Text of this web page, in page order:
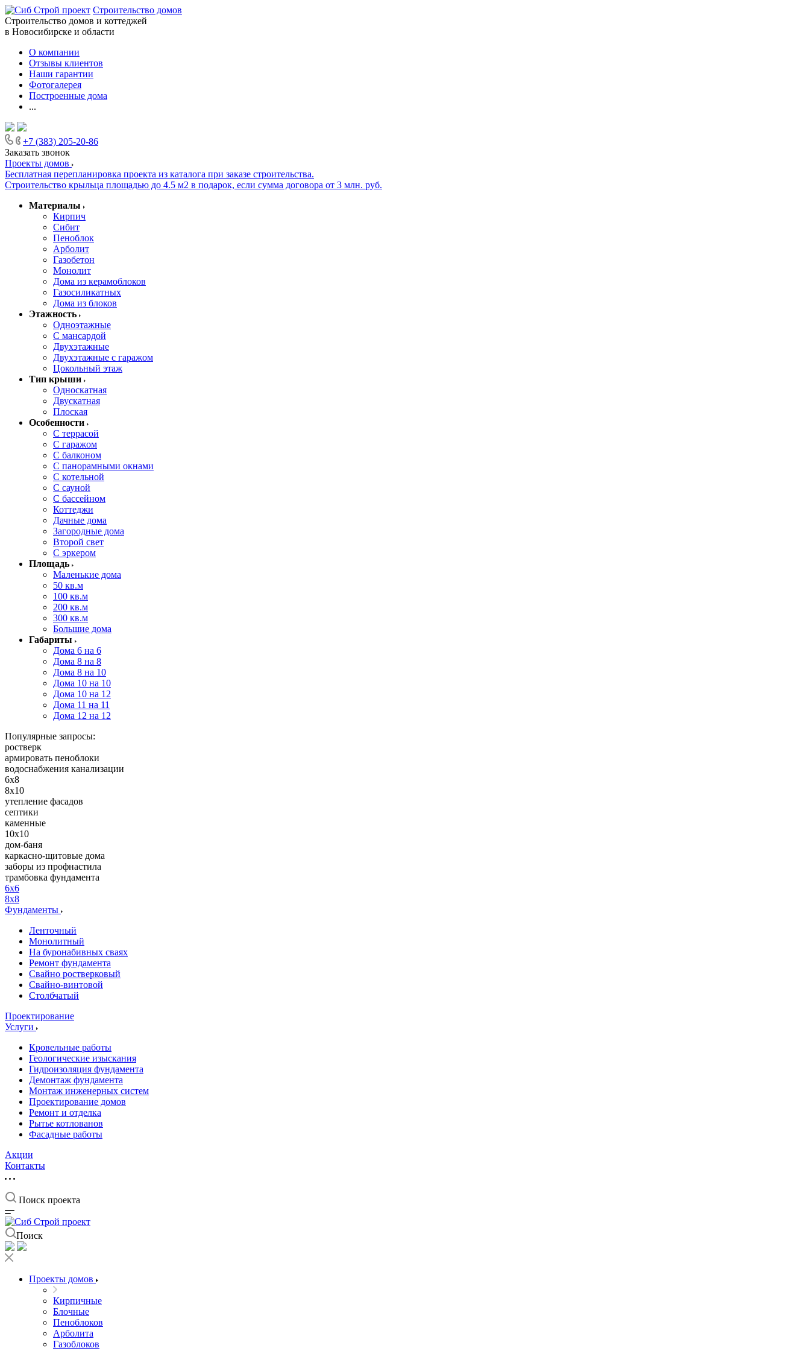
Строительство домов
Строительство домов и коттеджей
в Новосибирске и области
О компании
Отзывы клиентов
Наши гарантии
Фотогалерея
Построенные дома
...
+7 (383) 205-20-86
Заказать звонок
Проекты домов
Бесплатная перепланировка проекта из каталога при заказе строительства.
Строительство крыльца площадью до 4.5 м2 в подарок, если сумма договора от 3 млн. руб.
Материалы
Кирпич
Сибит
Пеноблок
Арболит
Газобетон
Монолит
Дома из керамоблоков
Газосиликатных
Дома из блоков
Этажность
Одноэтажные
С мансардой
Двухэтажные
Двухэтажные с гаражом
Цокольный этаж
Тип крыши
Односкатная
Двускатная
Плоская
Особенности
С террасой
С гаражом
С балконом
С панорамными окнами
С котельной
С сауной
С бассейном
Коттеджи
Дачные дома
Загородные дома
Второй свет
С эркером
Площадь
Маленькие дома
50 кв.м
100 кв.м
200 кв.м
300 кв.м
Большие дома
Габариты
Дома 6 на 6
Дома 8 на 8
Дома 8 на 10
Дома 10 на 10
Дома 10 на 12
Дома 11 на 11
Дома 12 на 12
Популярные запросы:
ростверк
армировать пеноблоки
водоснабжения канализации
6x8
8x10
утепление фасадов
септики
каменные
10х10
дом-баня
каркасно-щитовые дома
заборы из профнастила
трамбовка фундамента
6x6
8x8
Фундаменты
Ленточный
Монолитный
На буронабивных сваях
Ремонт фундамента
Свайно ростверковый
Свайно-винтовой
Столбчатый
Проектирование
Услуги
Кровельные работы
Геологические изыскания
Гидроизоляция фундамента
Демонтаж фундамента
Монтаж инженерных систем
Проектирование домов
Ремонт и отделка
Рытье котлованов
Фасадные работы
Акции
Контакты
Поиск проекта
Поиск
Проекты домов
Кирпичные
Блочные
Пеноблоков
Арболита
Газоблоков